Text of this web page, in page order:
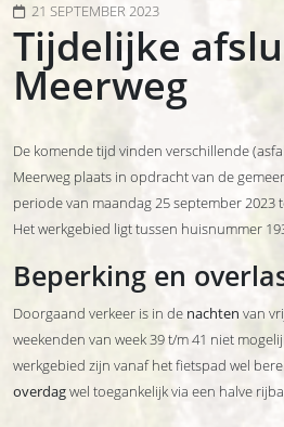
21 SEPTEMBER 2023
Tijdelijke
Meerweg
De komende tijd vinden verschillende
Meerweg plaats in opdracht van de
periode van maandag 25 september 2023
Het werkgebied ligt tussen huisnummer
Beperking en
Doorgaand verkeer is in de nachten van
weekenden van week 39 t/m 41 niet
werkgebied zijn vanaf het fietspad wel
overdagwel toegankelijk via een halve